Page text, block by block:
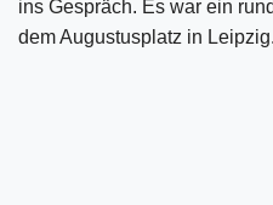
ins Gespräch. Es war ein
dem Augustusplatz in Leipzig.